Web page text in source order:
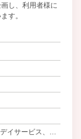
し、利用者様に
す。
徒歩9分
イサービス、居